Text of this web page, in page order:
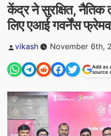
केंद्र ने सुरक्षित, नैतिक
लिए एआई गवर्नेंस
Posted
vikash November 6th,
Add as
source